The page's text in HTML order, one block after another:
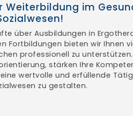
Weiterbildung im
über Ausbildungen in
Fortbildungen bieten wir Ihnen
professionell zu
stärken Ihre
wertvolle und erfüllende
zu gestalten.